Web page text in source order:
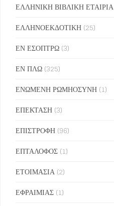
ΕΛΛΗΝΙΚΗ ΒΙΒΛΙΚΗ ΕΤΑΙΡΙΑ
ΕΛΛΗΝΟΕΚΔΟΤΙΚΗ (25)
ΕΝ ΕΣΟΠΤΡΩ (3)
ΕΝ ΠΛΩ (325)
ΕΝΩΜΕΝΗ ΡΩΜΗΟΣΥΝΗ (1)
ΕΠΕΚΤΑΣΗ (3)
ΕΠΙΣΤΡΟΦΗ (96)
ΕΠΤΑΛΟΦΟΣ (1)
ΕΤΟΙΜΑΣΙΑ (2)
ΕΦΡΑΙΜΙΑΣ (1)